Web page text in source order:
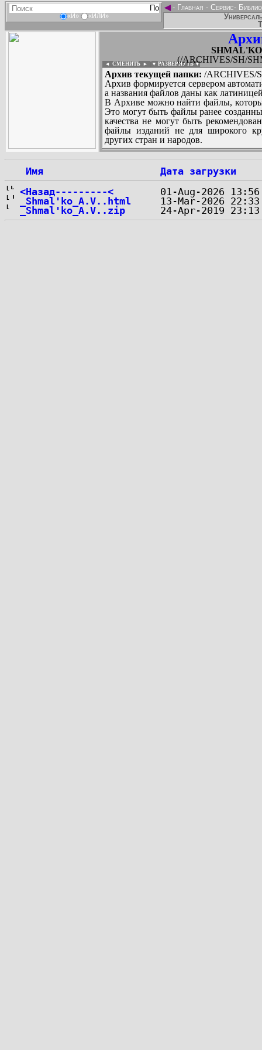
«И» «ИЛИ»
◄- Главная - Сервис-
(/ARCHIVES/SH/
◄ СМЕНИТЬ ► ▼ РАЗВЕРНУТЬ ▼
Архив текущей папки: /ARCHIVES/
Архив формируется сервером
а названия файлов даны как
В Архиве можно найти файлы,
Это могут быть файлы ранее
качества не могут быть
файлы изданий не для широкого
других стран и народов.
Имя
Дата загрузки
<Назад---------<
_Shmal'ko_A.V..html
_Shmal'ko_A.V..zip